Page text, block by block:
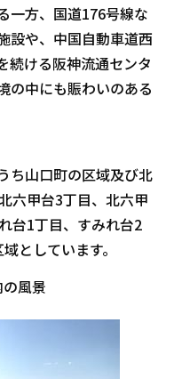
一方、国道176号線な
設や、中国自動車道西
続ける阪神流通センタ
の中にも賑わいのある
ち山口町の区域及び北
六甲台3丁目、北六甲
台1丁目、すみれ台2
としています。
風景